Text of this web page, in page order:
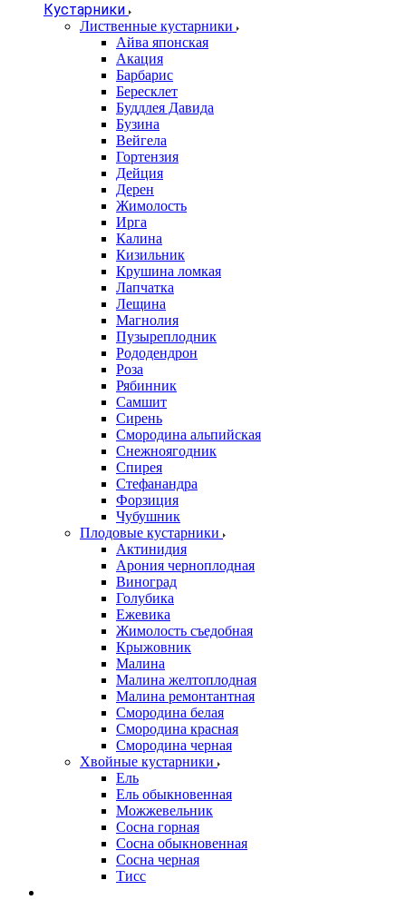
Кустарники
Лиственные кустарники
Айва японская
Акация
Барбарис
Бересклет
Буддлея Давида
Бузина
Вейгела
Гортензия
Дейция
Дерен
Жимолость
Ирга
Калина
Кизильник
Крушина ломкая
Лапчатка
Лещина
Магнолия
Пузыреплодник
Рододендрон
Роза
Рябинник
Самшит
Сирень
Смородина альпийская
Снежноягодник
Спирея
Стефанандра
Форзиция
Чубушник
Плодовые кустарники
Актинидия
Арония черноплодная
Виноград
Голубика
Ежевика
Жимолость съедобная
Крыжовник
Малина
Малина желтоплодная
Малина ремонтантная
Смородина белая
Смородина красная
Смородина черная
Хвойные кустарники
Ель
Ель обыкновенная
Можжевельник
Сосна горная
Сосна обыкновенная
Сосна черная
Тисс